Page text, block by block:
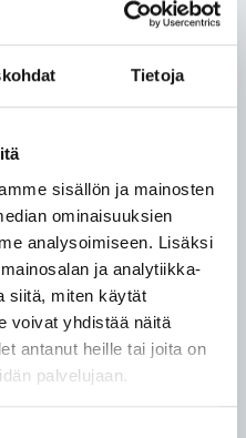
Tietoja
sisällön ja mainosten
ominaisuuksien
analysoimiseen. Lisäksi
ja analytiikka-
siitä, miten käytät
voivat yhdistää näitä
antanut heille tai joita on
palvelujaan.
huo­leh­ti­mi­nen
mat­kai­lua ei suo­si­tel­
mat­ka­seu­rueen ul­
li­säk­si Ka­jaa­nin
jär­jes­
asiak­kai­den ja toi­min­
on to­sia­sial­li­ses­
toi­siin­sa ja tur­
nou­dat­taen ope­tus- ja